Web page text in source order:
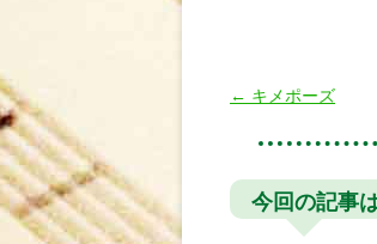
投
ビ
← キメポーズ
今回の記事